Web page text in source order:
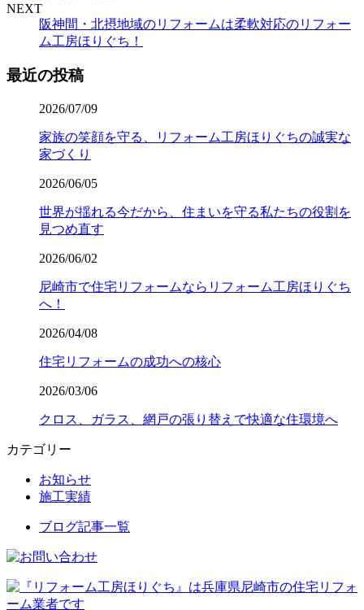
NEXT
阪神間・北摂地域のリフォームは柔軟対応のリフォー
ム工房ほりぐち！
最近の投稿
2026/07/09
家族の笑顔を守る、リフォーム工房ほりぐちの誠実な
家づくり
2026/06/05
世界が揺れる今だから、住まいを守る私たちの役割を
見つめ直す
2026/06/02
尼崎市で住宅リフォームならリフォーム工房ほりぐち
へ！
2026/04/08
住宅リフォームの成功への核心
2026/03/06
クロス、ガラス、網戸の張り替えで快適な住環境へ
カテゴリー
お知らせ
施工実績
ブログ記事一覧